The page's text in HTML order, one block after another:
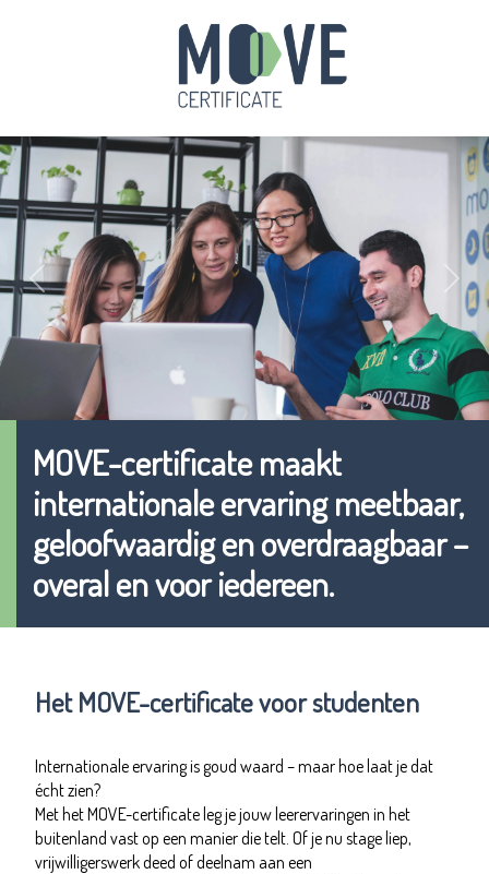
Previous Next
MOVE-certificate maakt
internationale ervaring meetbaar,
geloofwaardig en overdraagbaar –
overal en voor iedereen.
Het MOVE-certificate voor studenten
Internationale ervaring is goud waard – maar hoe laat je dat
écht zien?
Met het MOVE-certificate leg je jouw leerervaringen in het
buitenland vast op een manier die telt. Of je nu stage liep,
vrijwilligerswerk deed of deelnam aan een